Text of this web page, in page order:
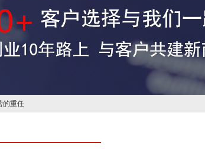
的重任